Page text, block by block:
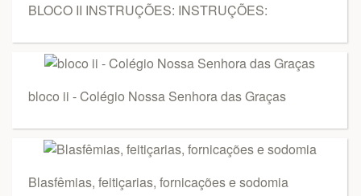
BLOCO II INSTRUÇÕES: INSTRUÇÕES:
bloco ii - Colégio Nossa Senhora das Graças
Blasfêmias, feitiçarias, fornicações e sodomia